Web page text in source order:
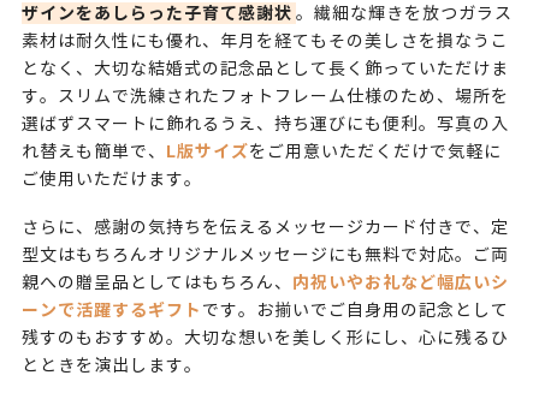
ザインをあしらった子育て感謝状 。繊細な輝きを放つガラス
素材は耐久性にも優れ、年月を経てもその美しさを損なうこ
となく、大切な結婚式の記念品として長く飾っていただけま
す。スリムで洗練されたフォトフレーム仕様のため、場所を
選ばずスマートに飾れるうえ、持ち運びにも便利。写真の入
れ替えも簡単で、 L版サイズをご用意いただくだけで気軽に
ご使用いただけます。
さらに、感謝の気持ちを伝えるメッセージカード付きで、定
型文はもちろんオリジナルメッセージにも無料で対応。ご両
親への贈呈品としてはもちろん、 内祝いやお礼など幅広いシ
ーンで活躍するギフト です。お揃いでご自身用の記念として
残すのもおすすめ。大切な想いを美しく形にし、心に残るひ
とときを演出します。